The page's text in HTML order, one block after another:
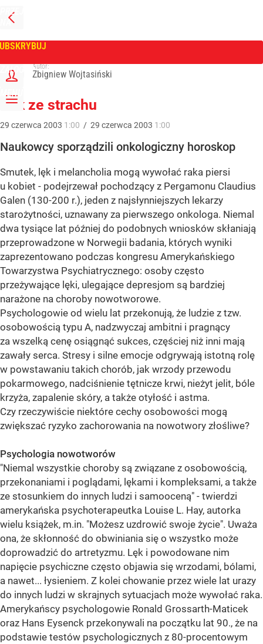
PRZEJDŹ
NA
GŁÓWNĄ
ZALOGUJ
MENU
Tygodnik Wprost
Autor:
Zbigniew Wojtasiński
Rak ze strachu
29 czerwca 2003 1:00 / 29 czerwca 2003 1:00
Naukowcy sporządzili onkologiczny horoskop
Smutek, lęk i melancholia mogą wywołać raka piersi
u kobiet - podejrzewał pochodzący z Pergamonu Claudius
Galen (130-200 r.), jeden z najsłynniejszych lekarzy
starożytności, uznawany za pierwszego onkologa. Niemal
dwa tysiące lat później do podobnych wniosków skłaniają
przeprowadzone w Norwegii badania, których wyniki
zaprezentowano podczas kongresu Amerykańskiego
Towarzystwa Psychiatrycznego: osoby często
przeżywające lęki, ulegające depresjom są bardziej
narażone na choroby nowotworowe.
Psychologowie od wielu lat przekonują, że ludzie z tzw.
osobowością typu A, nadzwyczaj ambitni i pragnący
za wszelką cenę osiągnąć sukces, częściej niż inni mają
zawały serca. Stresy i silne emocje odgrywają istotną rolę
w powstawaniu takich chorób, jak wrzody przewodu
pokarmowego, nadciśnienie tętnicze krwi, nieżyt jelit, bóle
krzyża, zapalenie skóry, a także otyłość i astma.
Czy rzeczywiście niektóre cechy osobowości mogą
zwiększać ryzyko zachorowania na nowotwory złośliwe?
Psychologia nowotworów
"Niemal wszystkie choroby są związane z osobowością,
przekonaniami i poglądami, lękami i kompleksami, a także
ze stosunkiem do innych ludzi i samooceną" - twierdzi
amerykańska psychoterapeutka Louise L. Hay, autorka
wielu książek, m.in. "Możesz uzdrowić swoje życie". Uważa
ona, że skłonność do obwiniania się o wszystko może
doprowadzić do artretyzmu. Lęk i powodowane nim
napięcie psychiczne często objawia się wrzodami, bólami,
a nawet... łysieniem. Z kolei chowanie przez wiele lat urazy
do innych ludzi w skrajnych sytuacjach może wywołać raka.
Amerykańscy psychologowie Ronald Grossarth-Maticek
oraz Hans Eysenck przekonywali na początku lat 90., że na
podstawie testów psychologicznych z 80-procentowym